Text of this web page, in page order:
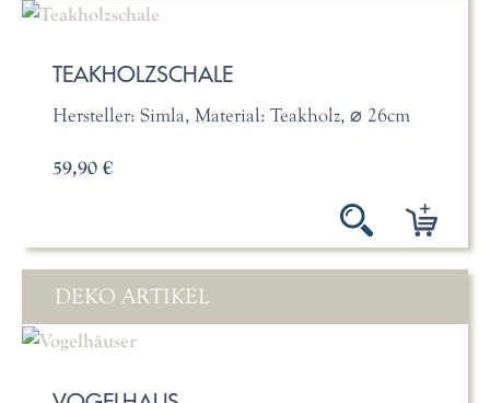
TEAKHOLZSCHALE
Hersteller: Simla, Material: Teakholz, ⌀ 26cm
59,90 €
DEKO ARTIKEL